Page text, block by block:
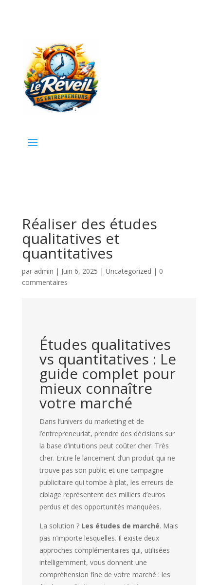
Réaliser des études
qualitatives et
quantitatives
par admin | Juin 6, 2025 | Uncategorized | 0
commentaires
Études qualitatives
vs quantitatives : Le
guide complet pour
mieux connaître
votre marché
Dans l’univers du marketing et de
l’entrepreneuriat, prendre des décisions sur
la base d’intuitions peut coûter cher. Très
cher. Entre le lancement d’un produit qui ne
trouve pas son public et une campagne
publicitaire qui tombe à plat, les erreurs de
ciblage représentent des milliers d’euros
perdus et des opportunités manquées.
La solution ? Les études de marché. Mais
pas n’importe lesquelles. Il existe deux
approches complémentaires qui, utilisées
intelligemment, vous donnent une
compréhension fine de votre marché : les